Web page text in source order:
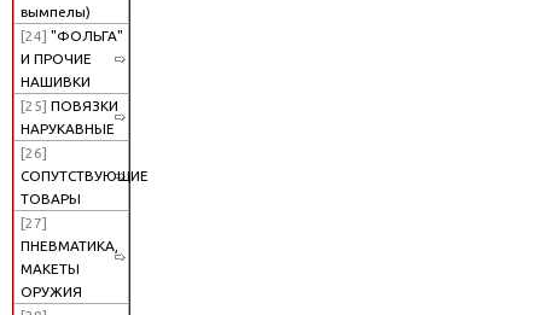
вымпелы)
[24] "ФОЛЬГА"
И ПРОЧИЕ
НАШИВКИ
[25] ПОВЯЗКИ
НАРУКАВНЫЕ
[26]
СОПУТСТВУЮЩИЕ
ТОВАРЫ
[27]
ПНЕВМАТИКА,
МАКЕТЫ
ОРУЖИЯ